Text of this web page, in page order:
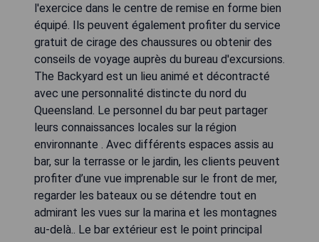
l'exercice dans le centre de remise en forme bien
équipé. Ils peuvent également profiter du service
gratuit de cirage des chaussures ou obtenir des
conseils de voyage auprès du bureau d'excursions.
The Backyard est un lieu animé et décontracté
avec une personnalité distincte du nord du
Queensland. Le personnel du bar peut partager
leurs connaissances locales sur la région
environnante . Avec différents espaces assis au
bar, sur la terrasse or le jardin, les clients peuvent
profiter d’une vue imprenable sur le front de mer,
regarder les bateaux ou se détendre tout en
admirant les vues sur la marina et les montagnes
au-delà.. Le bar extérieur est le point principal